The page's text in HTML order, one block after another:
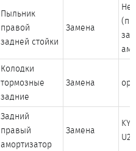
Пыльник
правой
задней стойки
Замена
Колодки
тормозные
задние
Замена
Задний
правый
амортизатор
Замена